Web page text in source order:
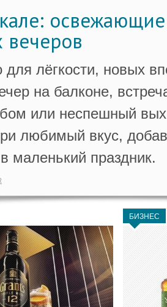
вечеров
для лёгкости, новых
на балконе,
или неспешный
любимый вкус,
маленький праздник.
БИЗНЕС